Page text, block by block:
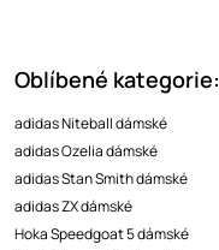
Oblíbené kategorie:
adidas Niteball dámské
adidas Ozelia dámské
adidas Stan Smith dámské
adidas ZX dámské
Hoka Speedgoat 5 dámské